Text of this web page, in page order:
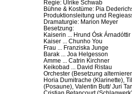
Regie: Ulrike Schwab
Bühne & Kostüme: Pia
Produktionsleitung und
Dramaturgie: Marion Meyer
Besetzung:
Kaiserin ... Hrund Ósk Árnadóttir
Kaiser ... Chunho You
Frau ... Franziska Junge
Barak ... Joa Helgesson
Amme ... Catrin Kirchner
Keikobad ... David Ristau
Orchester (Besetzung
Horia Dumitrache (Klarinette),
(Posaune), Valentin Butt/ Juri